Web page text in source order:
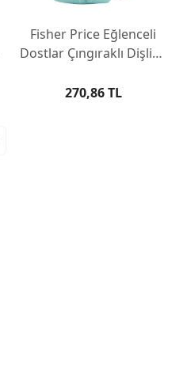
Fisher Price Eğlenceli
Dostlar Çıngıraklı Dişlik -
HKD68
270,86 TL